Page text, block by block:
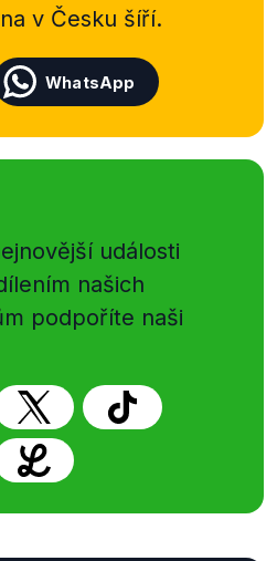
v Česku šíří.
WhatsApp
události
našich
podpoříte naši